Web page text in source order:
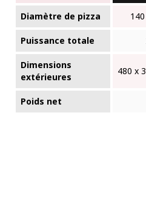
Diamètre de pizza
Puissance totale
Dimensions
extérieures
480 x
Poids net